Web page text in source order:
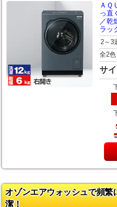
ＡＱ
っ直
／
ラッ
2～3
全2色
サ
オゾンエアウォッシュで頻繁
潔！